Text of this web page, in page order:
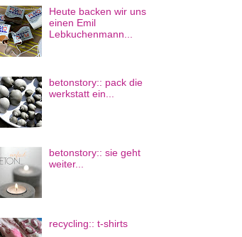
Heute backen wir uns
einen Emil
Lebkuchenmann...
betonstory:: pack die
werkstatt ein...
betonstory:: sie geht
weiter...
recycling:: t-shirts